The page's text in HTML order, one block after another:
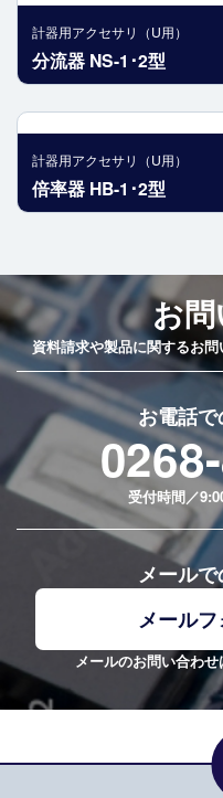
計器用アクセサリ（U用）
分流器 NS-1･2型
計器用アクセサリ（U用）
倍率器 HB-1･2型
医療
お
資料請求や製品に関するお
お電話
受付時間／
メール
メール
メールのお問い合わ